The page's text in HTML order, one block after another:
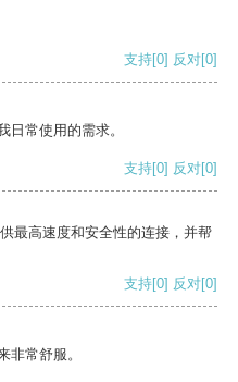
支持[0] 反对[0]
日常使用的需求。
支持[0] 反对[0]
最高速度和安全性的连接，并帮
支持[0] 反对[0]
非常舒服。